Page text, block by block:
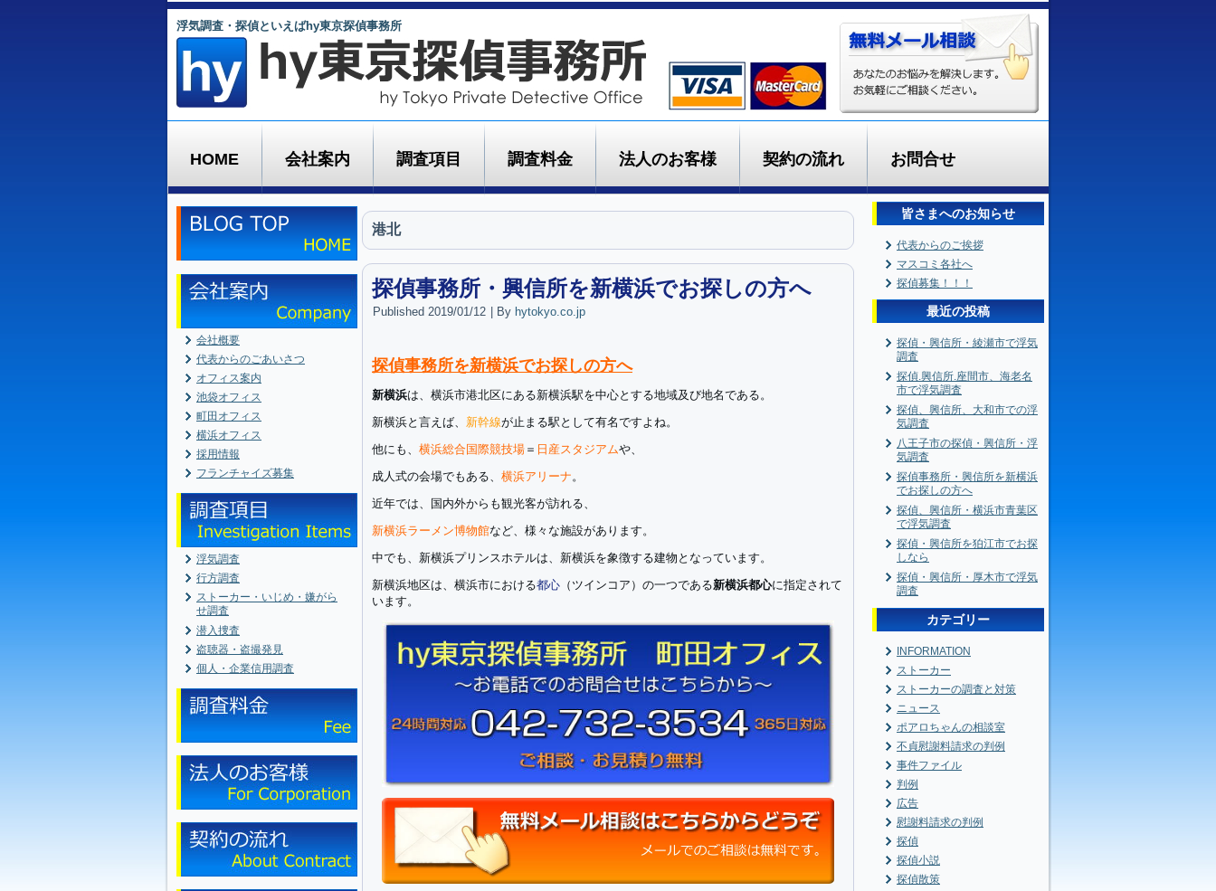
浮気調査・探偵といえばhy東京探偵事務所
HOME 会社案内 調査項目 調査料金 法人のお客様 契約の流れ お問合せ
会社概要
代表からのごあいさつ
オフィス案内
池袋オフィス
町田オフィス
横浜オフィス
採用情報
フランチャイズ募集
浮気調査
行方調査
ストーカー・いじめ・嫌がら
せ調査
潜入捜査
盗聴器・盗撮発見
個人・企業信用調査
港北
探偵事務所・興信所を新横浜でお探しの方へ
Published 2019/01/12 By hytokyo.co.jp
探偵事務所を新横浜でお探しの方へ
新横浜は、横浜市港北区にある新横浜駅を中心とする地域及び地名である。
新横浜と言えば、 新幹線が止まる駅として有名ですよね。
他にも、 横浜総合国際競技場 ＝ 日産スタジアムや、
成人式の会場でもある、 横浜アリーナ。
近年では、国内外からも観光客が訪れる、
新横浜ラーメン博物館など、様々な施設があります。
中でも、新横浜プリンスホテルは、新横浜を象徴する建物となっています。
新横浜地区は、横浜市における都心 （ツインコア）の一つである新横浜都心に指定されて
います。
皆さまへのお知らせ
代表からのご挨拶
マスコミ各社へ
探偵募集！！！
最近の投稿
探偵・興信所・綾瀬市で浮気
調査
探偵.興信所.座間市、海老名
市で浮気調査
探偵、興信所、大和市での浮
気調査
八王子市の探偵・興信所・浮
気調査
探偵事務所・興信所を新横浜
でお探しの方へ
探偵、興信所・横浜市青葉区
で浮気調査
探偵・興信所を狛江市でお探
しなら
探偵・興信所・厚木市で浮気
調査
カテゴリー
INFORMATION
ストーカー
ストーカーの調査と対策
ニュース
ポアロちゃんの相談室
不貞慰謝料請求の判例
事件ファイル
判例
広告
慰謝料請求の判例
探偵
探偵小説
探偵散策